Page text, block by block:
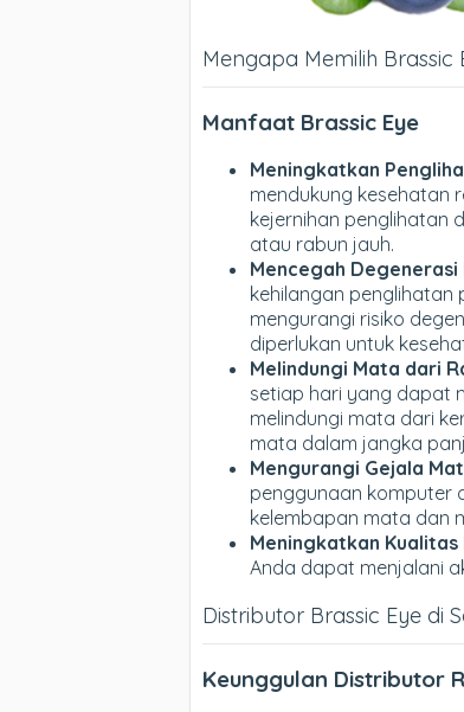
Mengapa Memilih Brassic
Manfaat Brassic Eye
Meningkatkan
mendukung kesehatan
kejernihan penglihatan
atau rabun jauh.
Mencegah Degenerasi
kehilangan penglihatan
mengurangi risiko
diperlukan untuk
Melindungi Mata dari
setiap hari yang dapat
melindungi mata dari
mata dalam jangka
Mengurangi Gejala
penggunaan komputer
kelembapan mata dan
Meningkatkan Kualitas
Anda dapat menjalani
Distributor Brassic Eye di
Keunggulan Distributor